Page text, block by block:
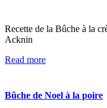
Recette de la Bûche à la
Acknin
Read more
Bûche de Noel à la poire